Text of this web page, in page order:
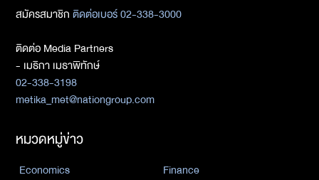
สมัครสมาชิกติดต่อเบอร์ 02-338-3000
ติดต่อ Media Partners
- เมธิกา เมธาพิทักษ์
02-338-3198
metika_met@nationgroup.com
หมวดหมู่ข่าว
Economics
Finance